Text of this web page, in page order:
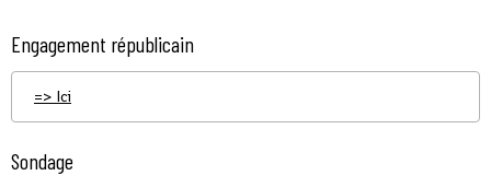
Engagement républicain
=> Ici
Sondage